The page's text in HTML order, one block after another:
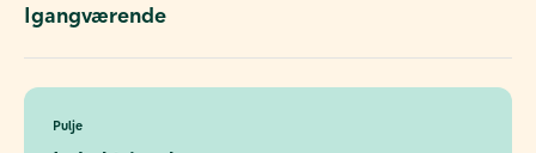
Igangværende
Pulje